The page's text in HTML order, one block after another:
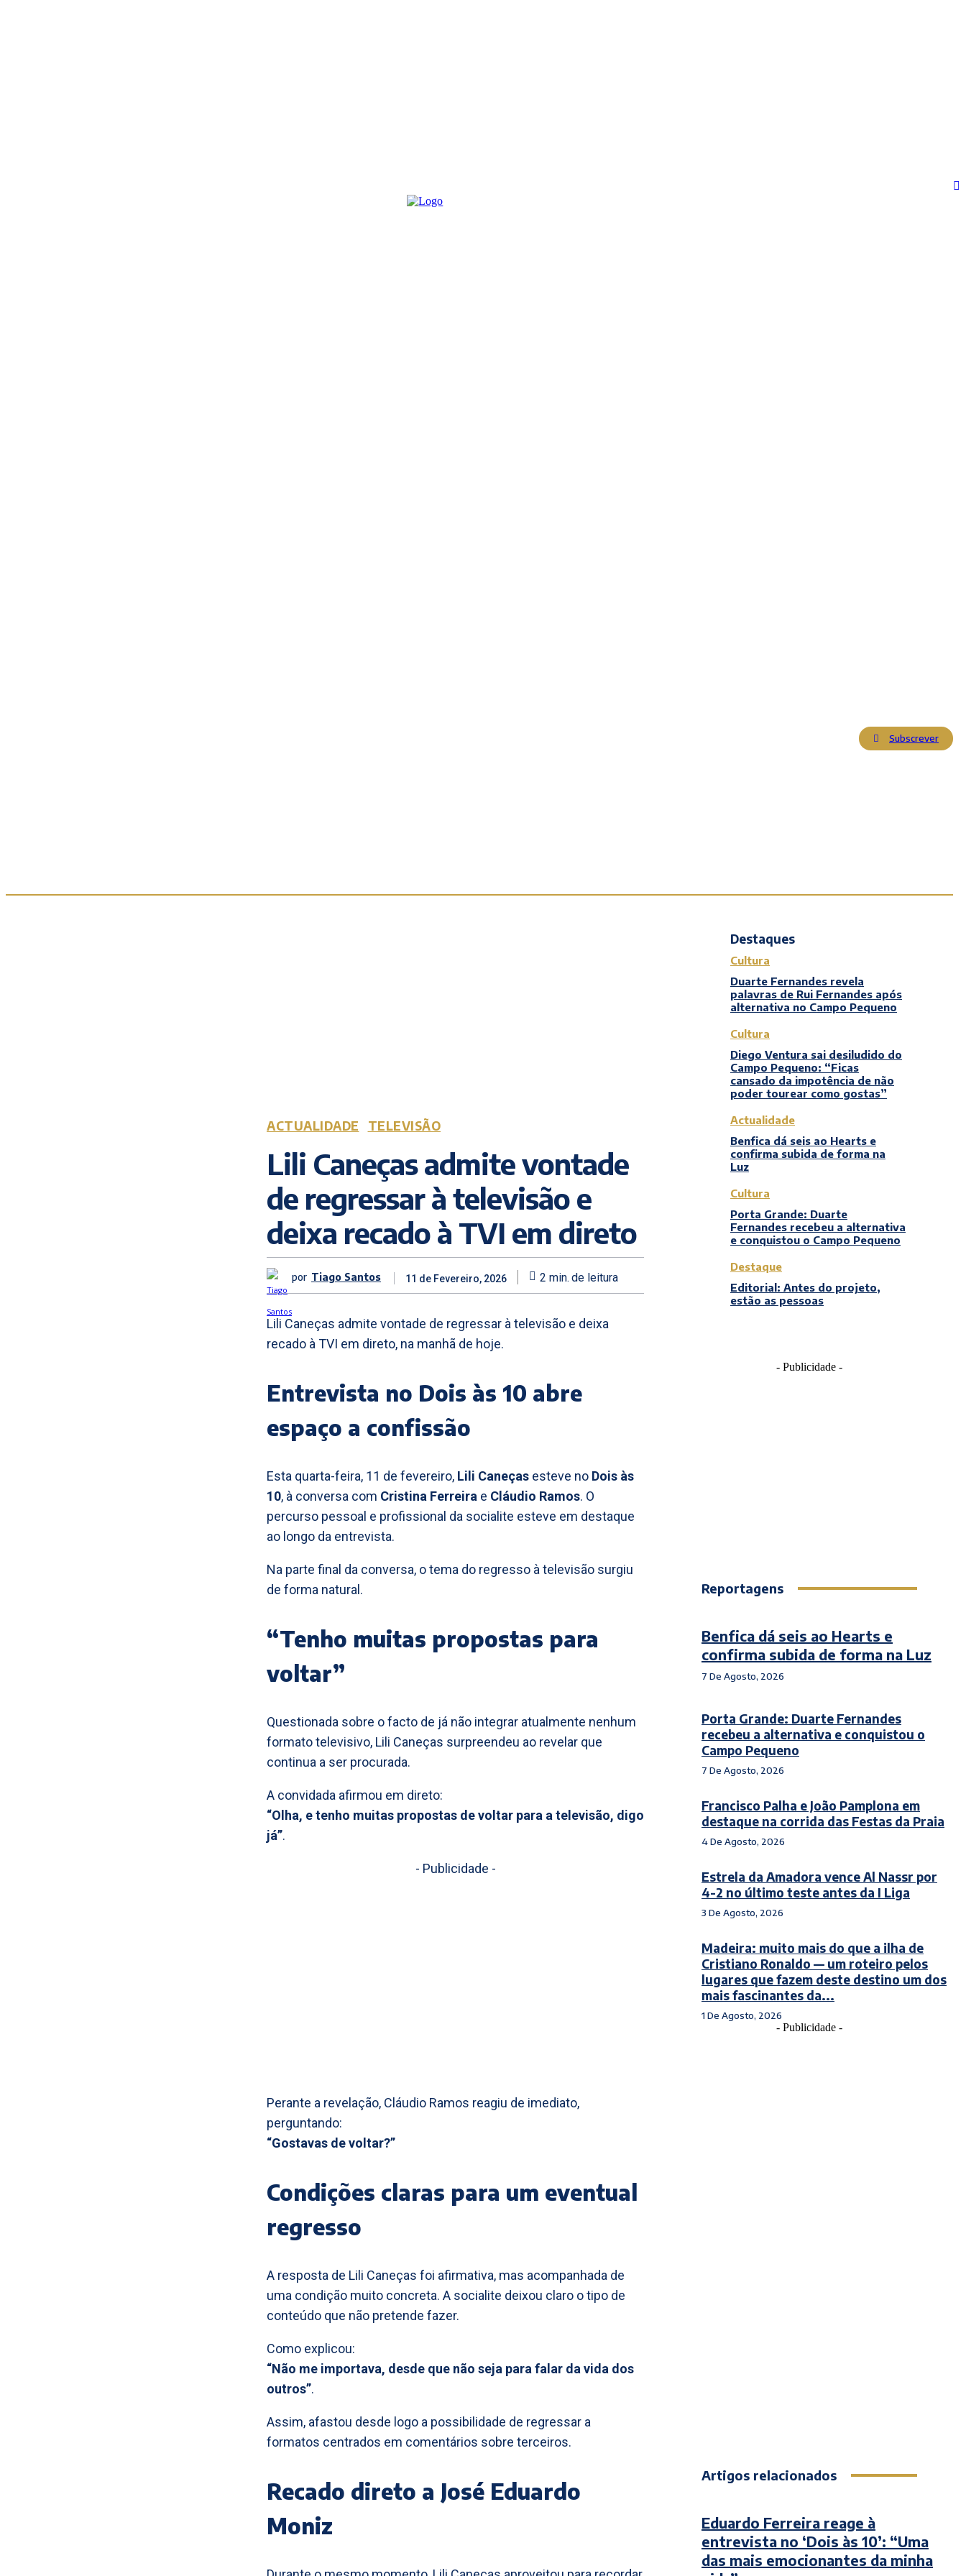
Subscrever
ACTUALIDADE TELEVISÃO
Lili Caneças admite vontade
de regressar à televisão e
deixa recado à TVI em direto
por Tiago Santos 11 de Fevereiro, 2026 2 min. de leitura
Lili Caneças admite vontade de regressar à televisão e deixa
recado à TVI em direto, na manhã de hoje.
Entrevista no Dois às 10 abre
espaço a confissão
Esta quarta-feira, 11 de fevereiro, Lili Caneças esteve no Dois às
10, à conversa com Cristina Ferreira e Cláudio Ramos. O
percurso pessoal e profissional da socialite esteve em destaque
ao longo da entrevista.
Na parte final da conversa, o tema do regresso à televisão surgiu
de forma natural.
“Tenho muitas propostas para
voltar”
Questionada sobre o facto de já não integrar atualmente nenhum
formato televisivo, Lili Caneças surpreendeu ao revelar que
continua a ser procurada.
A convidada afirmou em direto:
“Olha, e tenho muitas propostas de voltar para a televisão, digo
já”.
- Publicidade -
Perante a revelação, Cláudio Ramos reagiu de imediato,
perguntando:
“Gostavas de voltar?”
Condições claras para um eventual
regresso
A resposta de Lili Caneças foi afirmativa, mas acompanhada de
uma condição muito concreta. A socialite deixou claro o tipo de
conteúdo que não pretende fazer.
Como explicou:
“Não me importava, desde que não seja para falar da vida dos
outros”.
Assim, afastou desde logo a possibilidade de regressar a
formatos centrados em comentários sobre terceiros.
Recado direto a José Eduardo
Moniz
Destaques
Cultura
Duarte Fernandes revela
palavras de Rui Fernandes após
alternativa no Campo Pequeno
Cultura
Diego Ventura sai desiludido do
Campo Pequeno: “Ficas
cansado da impotência de não
poder tourear como gostas”
Actualidade
Benfica dá seis ao Hearts e
confirma subida de forma na
Luz
Cultura
Porta Grande: Duarte
Fernandes recebeu a alternativa
e conquistou o Campo Pequeno
Destaque
Editorial: Antes do projeto,
estão as pessoas
- Publicidade -
Reportagens
Benfica dá seis ao Hearts e
confirma subida de forma na Luz
7 De Agosto, 2026
Porta Grande: Duarte Fernandes
recebeu a alternativa e conquistou o
Campo Pequeno
7 De Agosto, 2026
Francisco Palha e João Pamplona em
destaque na corrida das Festas da Praia
4 De Agosto, 2026
Estrela da Amadora vence Al Nassr por
4-2 no último teste antes da I Liga
3 De Agosto, 2026
Madeira: muito mais do que a ilha de
Cristiano Ronaldo — um roteiro pelos
lugares que fazem deste destino um dos
mais fascinantes da...
1 De Agosto, 2026
- Publicidade -
Artigos relacionados
Eduardo Ferreira reage à
entrevista no ‘Dois às 10’: “Uma
das mais emocionantes da minha